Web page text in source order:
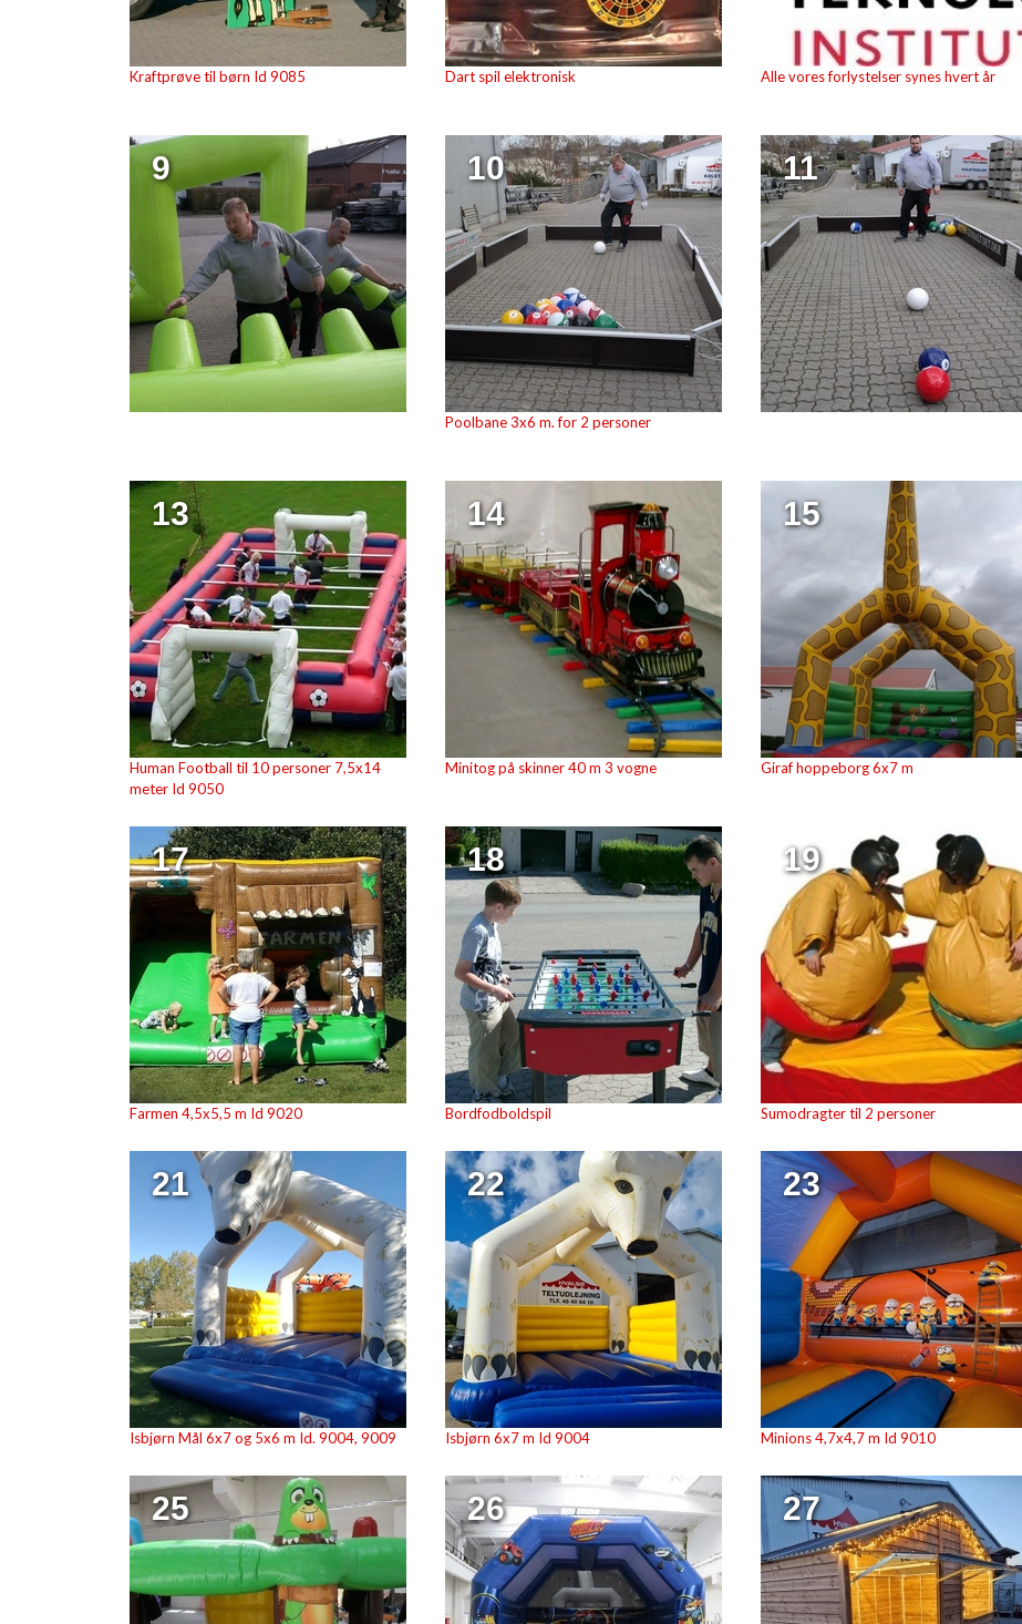
Kraftprøve til børn Id 9085 Dart spil elektronisk Alle vores forlystelser synes hvert år
9 10
Poolbane 3x6 m. for 2 personer
11
13
Human Football til 10 personer 7,5x14
meter Id 9050
14
Minitog på skinner 40 m 3 vogne
15
Giraf hoppeborg 6x7 m
17
Farmen 4,5x5,5 m Id 9020
18
Bordfodboldspil
19
Sumodragter til 2 personer
21
Isbjørn Mål 6x7 og 5x6 m Id. 9004, 9009
22
Isbjørn 6x7 m Id 9004
23
Minions 4,7x4,7 m Id 9010
25 26 27